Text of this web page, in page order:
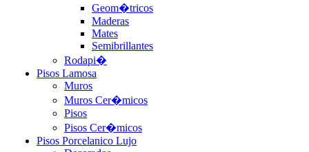
Geom�tricos
Maderas
Mates
Semibrillantes
Rodapi�
Pisos Lamosa
Muros
Muros Cer�micos
Pisos
Pisos Cer�micos
Pisos Porcelanico Lujo